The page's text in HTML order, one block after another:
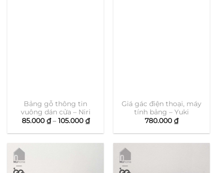
Bảng gỗ thông tin
vuông dán cửa – Niri
85.000 ₫ – 105.000 ₫Khoảng
giá:
từ
đến
105.000 ₫
Giá gác điện thoại, máy
tính bảng – Yuki
780.000 ₫